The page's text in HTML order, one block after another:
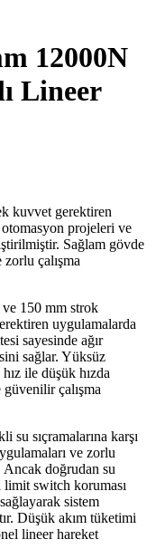
12000N
Lineer
kuvvet gerektiren
projeleri ve
Sağlam gövde
zorlu çalışma
150 mm strok
uygulamalarda
sayesinde ağır
sağlar. Yüksüz
ile düşük hızda
çalışma
su sıçramalarına karşı
ve zorlu
doğrudan su
switch koruması
sistem
Düşük akım tüketimi
lineer hareket